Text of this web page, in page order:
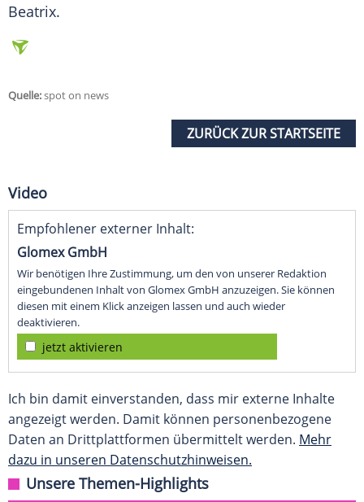
Beatrix.
Quelle:spot on news
ZURÜCK ZUR STARTSEITE
Video
Empfohlener externer Inhalt:
Glomex GmbH
Wir benötigen Ihre Zustimmung, um den von unserer Redaktion
eingebundenen Inhalt von Glomex GmbH anzuzeigen. Sie können
diesen mit einem Klick anzeigen lassen und auch wieder
deaktivieren.
jetzt aktivieren
Ich bin damit einverstanden, dass mir externe Inhalte
angezeigt werden. Damit können personenbezogene
Daten an Drittplattformen übermittelt werden. Mehr
dazu in unseren Datenschutzhinweisen.
Unsere Themen-Highlights